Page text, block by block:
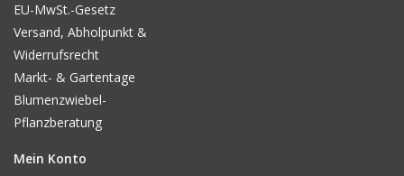
EU-MwSt.-Gesetz
Versand, Abholpunkt &
Widerrufsrecht
Markt- & Gartentage
Blumenzwiebel-
Pflanzberatung
Mein Konto